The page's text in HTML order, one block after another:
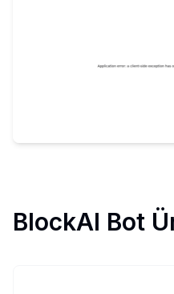
BlockAI Bot